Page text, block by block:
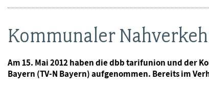
Kommunaler
Am 15. Mai 2012 haben die dbb tarifunion und der
Bayern (TV-N Bayern) aufgenommen. Bereits im